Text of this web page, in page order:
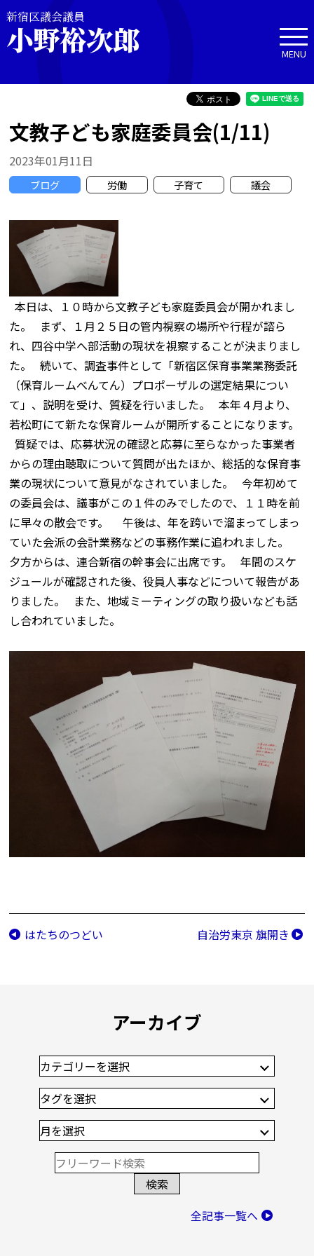
新宿区議会議員
小野裕次郎 MENU
文教子ども家庭委員会(1/11)
2023年01月11日
ブログ 労働 子育て 議会
本日は、１０時から文教子ども家庭委員会が開かれまし
た。 まず、１月２５日の管内視察の場所や行程が諮ら
れ、四谷中学へ部活動の現状を視察することが決まりまし
た。 続いて、調査事件として「新宿区保育事業業務委託
（保育ルームべんてん）プロポーザルの選定結果につい
て」、説明を受け、質疑を行いました。 本年４月より、
若松町にて新たな保育ルームが開所することになります。
質疑では、応募状況の確認と応募に至らなかった事業者
からの理由聴取について質問が出たほか、総括的な保育事
業の現状について意見がなされていました。 今年初めて
の委員会は、議事がこの１件のみでしたので、１１時を前
に早々の散会です。 午後は、年を跨いで溜まってしまっ
ていた会派の会計業務などの事務作業に追われました。
夕方からは、連合新宿の幹事会に出席です。 年間のスケ
ジュールが確認された後、役員人事などについて報告があ
りました。 また、地域ミーティングの取り扱いなども話
し合われていました。
はたちのつどい 自治労東京 旗開き
アーカイブ
全記事一覧へ